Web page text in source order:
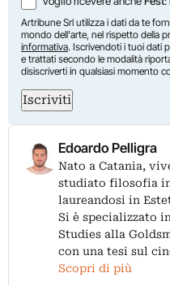
Artribune Srl utilizza i dati da te
mondo dell'arte, nel rispetto della
informativa. Iscrivendoti i tuoi dati
e trattati secondo le modalità
disiscriverti in qualsiasi momento
Iscriviti
Edoardo Pelligra
Nato a Catania,
studiato filosofia
laureandosi in
Si è specializzato
Studies alla
con una tesi sul
Scopri di più